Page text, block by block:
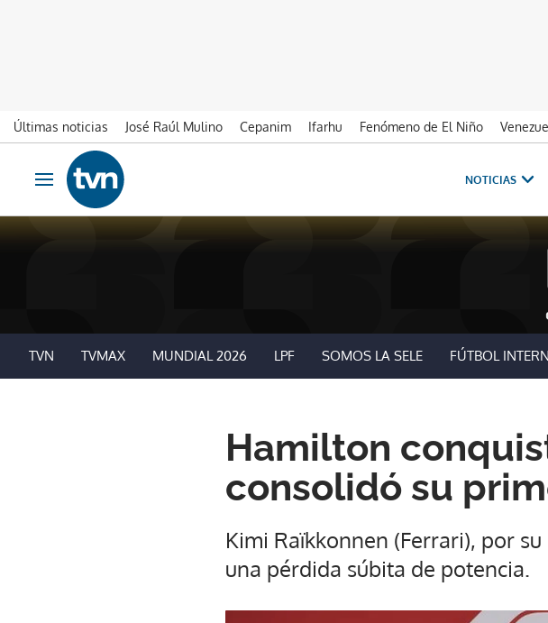
Últimas noticias José Raúl Mulino Cepanim Ifarhu Fenómeno de El Niño
Ir al contenido
Obrir navegació
NOTICIAS
TVN TVMAX MUNDIAL 2026 LPF SOMOS LA SELE FÚTBOL
Hamilton
consolidó su
Kimi Raïkkonnen (Ferrari), por
una pérdida súbita de potencia.